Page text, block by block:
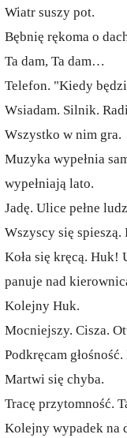
Wiatr suszy pot.
Bębnię rękoma o
Ta dam, Ta dam…
Telefon. "Kiedy
Wsiadam. Silnik.
Wszystko w nim gra.
Muzyka wypełnia
wypełniają lato.
Jadę. Ulice pełne
Wszyscy się
Koła się kręcą. Huk!
panuje nad
Kolejny Huk.
Mocniejszy. Cisza.
Podkręcam
Martwi się chyba.
Tracę przytomność.
Kolejny wypadek na